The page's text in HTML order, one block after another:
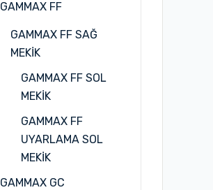
GAMMAX FF
GAMMAX FF SAĞ
MEKİK
GAMMAX FF SOL
MEKİK
GAMMAX FF
UYARLAMA SOL
MEKİK
GAMMAX GC